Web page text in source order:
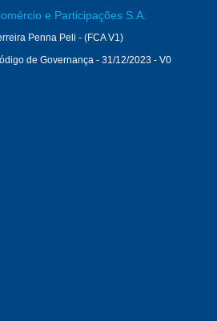
e Participações S.A.
Penna Peli - (FCA V1)
de Governança - 31/12/2023 - V0